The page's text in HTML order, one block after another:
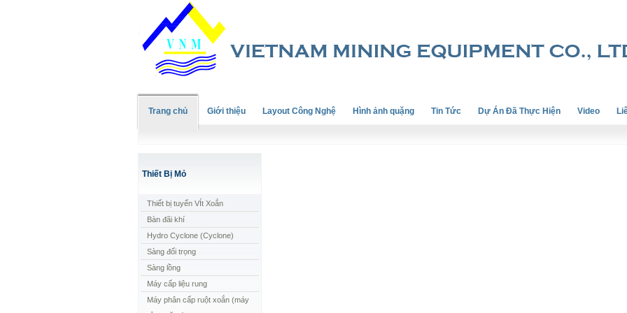
Trang chủ Giới thiệu Layout Công Nghệ Hình ảnh quặng Tin Tức Dự Án Đã Thực Hiện Video
Thiết Bị Mỏ
Thiết bị tuyển VÍt Xoắn
Bàn đãi khí
Hydro Cyclone (Cyclone)
Sàng đối trọng
Sàng lồng
Máy cấp liệu rung
Máy phân cấp ruột xoắn (máy